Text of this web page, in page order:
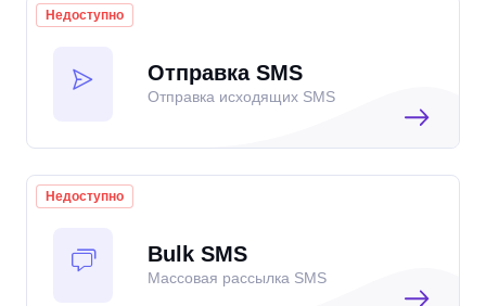
Недоступно
Отправка SMS
Отправка исходящих SMS
Недоступно
Bulk SMS
Массовая рассылка SMS